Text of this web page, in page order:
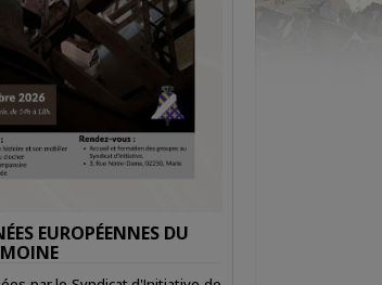
DU